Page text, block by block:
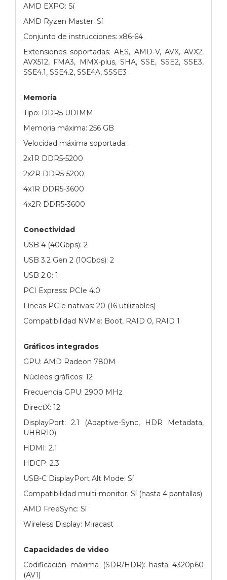
AMD EXPO: Sí
AMD Ryzen Master: Sí
Conjunto de instrucciones: x86-64
Extensiones soportadas: AES, AMD-V, AVX, AVX2,
AVX512, FMA3, MMX-plus, SHA, SSE, SSE2, SSE3,
SSE4.1, SSE4.2, SSE4A, SSSE3
Memoria
Tipo: DDR5 UDIMM
Memoria máxima: 256 GB
Velocidad máxima soportada:
2x1R DDR5-5200
2x2R DDR5-5200
4x1R DDR5-3600
4x2R DDR5-3600
Conectividad
USB 4 (40Gbps): 2
USB 3.2 Gen 2 (10Gbps): 2
USB 2.0: 1
PCI Express: PCIe 4.0
Líneas PCIe nativas: 20 (16 utilizables)
Compatibilidad NVMe: Boot, RAID 0, RAID 1
Gráficos integrados
GPU: AMD Radeon 780M
Núcleos gráficos: 12
Frecuencia GPU: 2900 MHz
DirectX: 12
DisplayPort: 2.1 (Adaptive-Sync, HDR Metadata,
UHBR10)
HDMI: 2.1
HDCP: 2.3
USB-C DisplayPort Alt Mode: Sí
Compatibilidad multi-monitor: Sí (hasta 4 pantallas)
AMD FreeSync: Sí
Wireless Display: Miracast
Capacidades de video
Codificación máxima (SDR/HDR): hasta 4320p60
(AV1)